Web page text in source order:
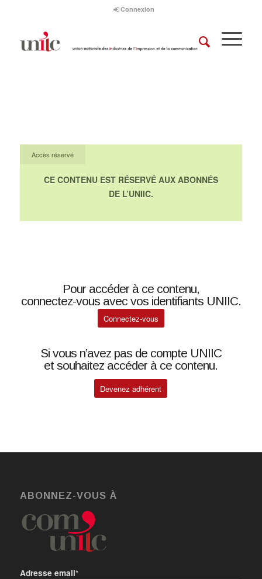
Connexion
Accès réservé
CE CONTENU EST RÉSERVÉ AUX ABONNÉS
DE L’UNIIC.
Pour accéder à ce contenu,
connectez-vous avec vos identifiants UNIIC.
Connectez-vous
Si vous n’avez pas de compte UNIIC
et souhaitez accéder à ce contenu.
Devenez adhérent
ABONNEZ-VOUS À
Adresse email*